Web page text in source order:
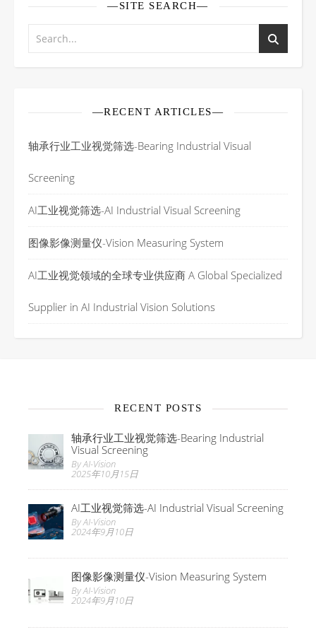
—SITE SEARCH—
—RECENT ARTICLES—
轴承行业工业视觉筛选-Bearing Industrial Visual
Screening
AI工业视觉筛选-AI Industrial Visual Screening
图像影像测量仪-Vision Measuring System
AI工业视觉领域的全球专业供应商 A Global Specialized
Supplier in AI Industrial Vision Solutions
RECENT POSTS
轴承行业工业视觉筛选-Bearing Industrial
Visual Screening
By AI-Vision
2025年10月15日
AI工业视觉筛选-AI Industrial Visual Screening
By AI-Vision
2024年9月10日
图像影像测量仪-Vision Measuring System
By AI-Vision
2024年9月10日